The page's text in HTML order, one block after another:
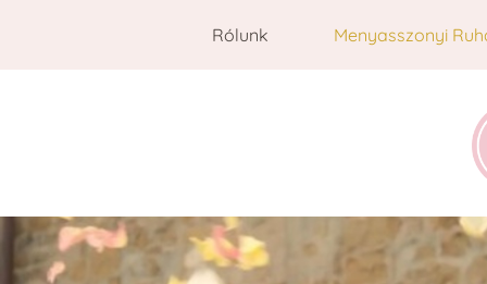
Rólunk Menyasszonyi